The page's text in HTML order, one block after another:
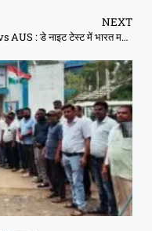
NEXT
IND vs AUS : डे नाइट टेस्ट में भारत मजबूत, अश्विन ने उड़ाई कंगारुओं की नींद